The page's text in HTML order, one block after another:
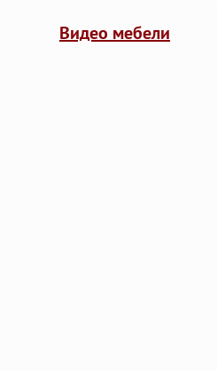
Видео мебели